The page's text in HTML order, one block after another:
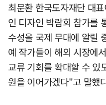
최문환 한국도자재단 대
인 디자인 박람회 참가를
수성을 국제 무대에 알릴
예 작가들이 해외 시장에
교류 기회를 확대할 수 있
원을 이어가겠다"고 말했